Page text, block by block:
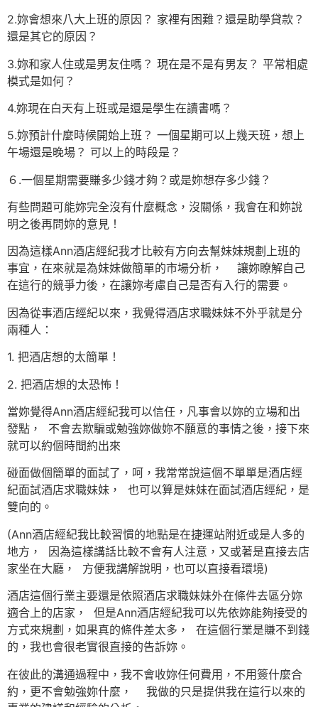
2.妳會想來八大上班的原因？ 家裡有困難？還是助學貸款？
還是其它的原因？
3.妳和家人住或是男友住嗎？ 現在是不是有男友？ 平常相處
模式是如何？
4.妳現在白天有上班或是還是學生在讀書嗎？
5.妳預計什麼時候開始上班？ 一個星期可以上幾天班，想上
午場還是晚場？ 可以上的時段是？
６.一個星期需要賺多少錢才夠？或是妳想存多少錢？
有些問題可能妳完全沒有什麼概念，沒關係，我會在和妳說
明之後再問妳的意見！
因為這樣Ann酒店經紀我才比較有方向去幫妹妹規劃上班的
事宜，在來就是為妹妹做簡單的市場分析， 讓妳瞭解自己
在這行的競爭力後，在讓妳考慮自己是否有入行的需要。
因為從事酒店經紀以來，我覺得酒店求職妹妹不外乎就是分
兩種人：
1. 把酒店想的太簡單！
2. 把酒店想的太恐怖！
當妳覺得Ann酒店經紀我可以信任，凡事會以妳的立場和出
發點， 不會去欺騙或勉強妳做妳不願意的事情之後，接下來
就可以約個時間約出來
碰面做個簡單的面試了，呵，我常常說這個不單單是酒店經
紀面試酒店求職妹妹， 也可以算是妹妹在面試酒店經紀，是
雙向的。
(Ann酒店經紀我比較習慣的地點是在捷運站附近或是人多的
地方， 因為這樣講話比較不會有人注意，又或著是直接去店
家坐在大廳， 方便我講解說明，也可以直接看環境)
酒店這個行業主要還是依照酒店求職妹妹外在條件去區分妳
適合上的店家， 但是Ann酒店經紀我可以先依妳能夠接受的
方式來規劃，如果真的條件差太多， 在這個行業是賺不到錢
的，我也會很老實很直接的告訴妳。
在彼此的溝通過程中，我不會收妳任何費用，不用簽什麼合
約，更不會勉強妳什麼， 我做的只是提供我在這行以來的